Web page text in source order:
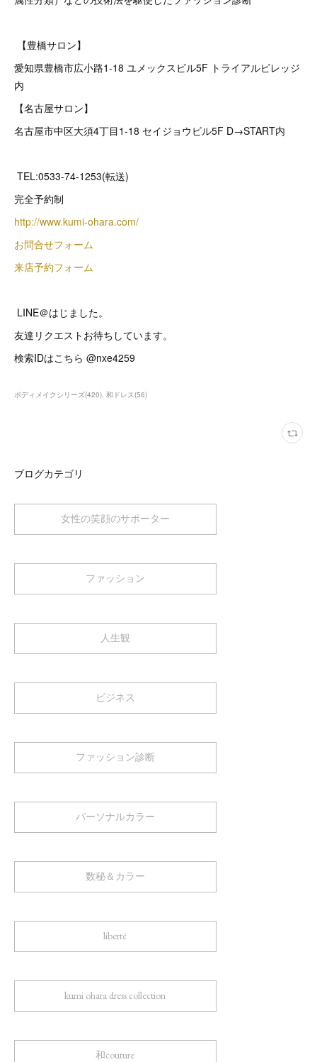
【豊橋サロン】
愛知県豊橋市広小路1-18 ユメックスビル5F トライアルビレッジ
内
【名古屋サロン】
名古屋市中区大須4丁目1-18 セイジョウビル5F D→START内
TEL:0533-74-1253(転送)
完全予約制
http://www.kumi-ohara.com/
お問合せフォーム
来店予約フォーム
LINE＠はじました。
友達リクエストお待ちしています。
検索IDはこちら @nxe4259
ボディメイクシリーズ(420) 和ドレス(56)
ブログカテゴリ
女性の笑顔のサポーター
ファッション
人生観
ビジネス
ファッション診断
パーソナルカラー
数秘＆カラー
liberté
kumi ohara dress collection
和couture